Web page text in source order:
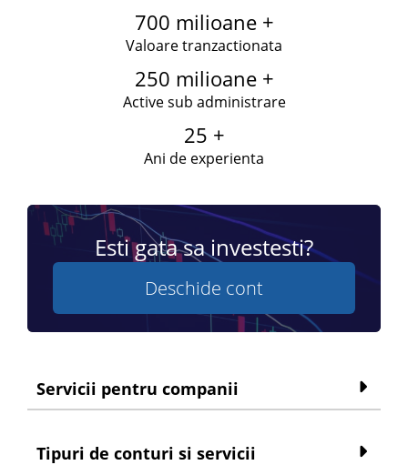
700 milioane +
Valoare tranzactionata
250 milioane +
Active sub administrare
25 +
Ani de experienta
Esti gata sa investesti?
Deschide cont
Servicii pentru companii
Tipuri de conturi si servicii